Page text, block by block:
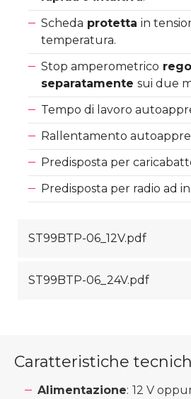
Scheda protetta in
temperatura.
Stop amperometrico
separatamente sui due
Tempo di lavoro
Rallentamento
Predisposta per
Predisposta per radio ad
ST99BTP-06_12V.pdf
ST99BTP-06_24V.pdf
Caratteristiche
Alimentazione: 12 V